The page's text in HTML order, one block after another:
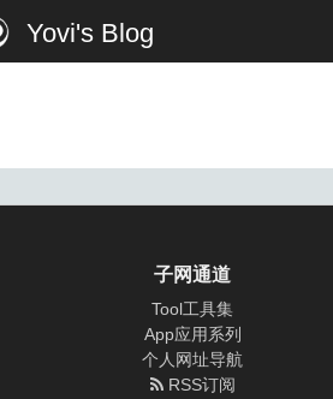
Yovi's Blog
子网通道
Tool工具集
App应用系列
个人网址导航
RSS订阅